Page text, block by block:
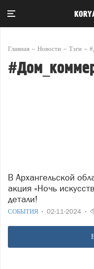
Главная Новости Тэги
В Архангельской области стартует всероссийская
акция «Ночь
детали!
СОБЫТИЯ 02-11-2024